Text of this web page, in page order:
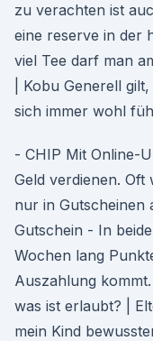
zu verachten ist
eine reserve in der
viel Tee darf man
| Kobu Generell
sich immer wohl
- CHIP Mit Online-
Geld verdienen. Oft
nur in Gutscheinen
Gutschein - In
Wochen lang
Auszahlung
was ist erlaubt? |
mein Kind